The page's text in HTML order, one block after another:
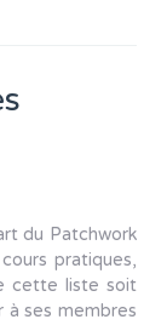
du Patchwork
pratiques,
cette liste soit
à ses membres